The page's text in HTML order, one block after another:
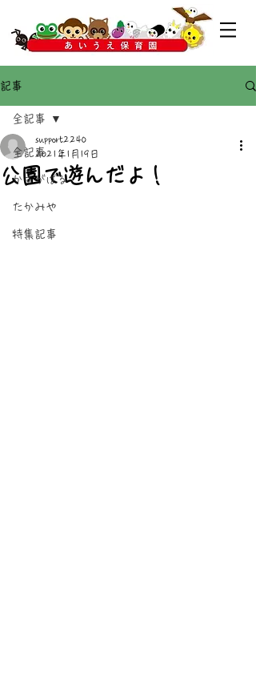
記事
全記事
かすがばる
たかみや
特集記事
全記事
公園で遊んだよ！
support2240
2021年1月19日